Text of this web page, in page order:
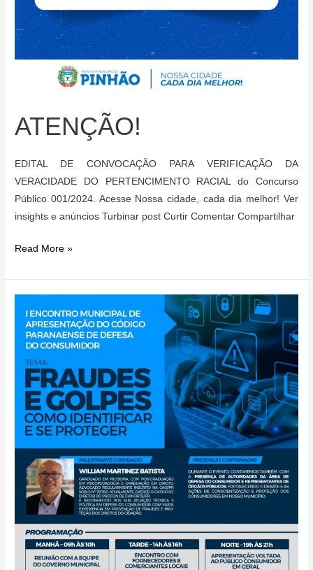
ATENÇÃO!
EDITAL DE CONVOCAÇÃO PARA VERIFICAÇÃO DA
VERACIDADE DO PERTENCIMENTO RACIAL do Concurso
Público 001/2024. Acesse Nossa cidade, cada dia melhor! Ver
insights e anúncios Turbinar post Curtir Comentar Compartilhar
ATENÇÃO!
Read More »